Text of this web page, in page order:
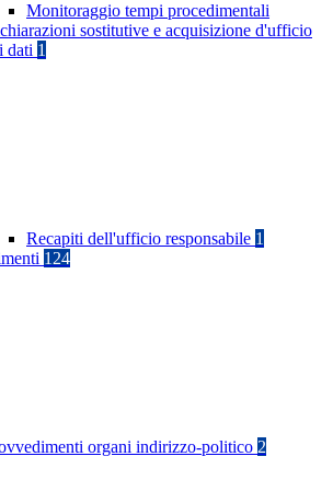
Monitoraggio tempi procedimentali
sostitutive e acquisizione d'ufficio
dati 1
Recapiti dell'ufficio responsabile 1
124
organi indirizzo-politico 2